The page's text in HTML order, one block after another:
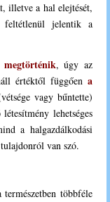
illetve a hal elejtését,
feltétlenül jelentik a
, úgy az
értéktől függően a
vagy bűntette)
lehetséges
a halgazdálkodási
van szó.
többféle